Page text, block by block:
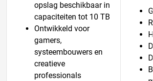
opslag beschikbaar in
capaciteiten tot 10 TB
Ontwikkeld voor
gamers,
systeembouwers en
creatieve
professionals